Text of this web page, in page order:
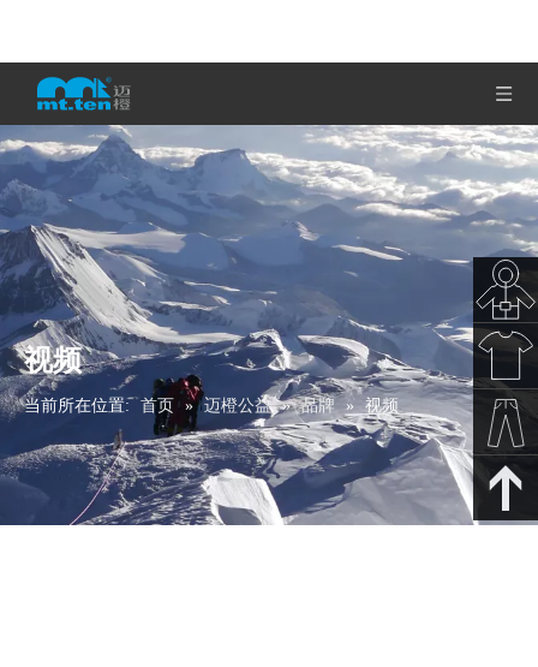
视频
当前所在位置: 首页 » 迈橙公益 » 品牌 » 视频
秋冬新
春夏新
款
裤子下